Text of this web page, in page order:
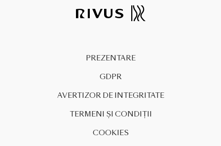
platforme industriale
Carbochim și restructurarea
Napoca. Investiția companiei
IULIUS, estimată la peste
jumătate de […]
PREZENTARE
GDPR
AVERTIZOR DE INTEGRITATE
TERMENI ȘI CONDIȚII
COOKIES